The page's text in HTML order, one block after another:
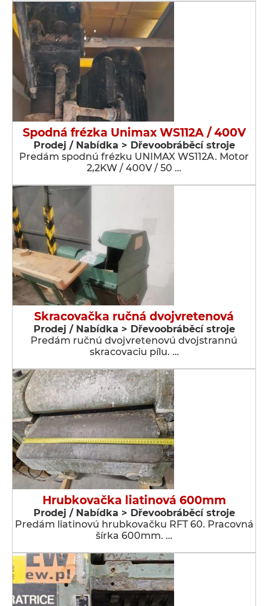
Spodná frézka Unimax WS112A / 400V
Prodej / Nabídka > Dřevoobráběcí stroje
Predám spodnú frézku UNIMAX WS112A. Motor
2,2KW / 400V / 50 …
Skracovačka ručná dvojvretenová
Prodej / Nabídka > Dřevoobráběcí stroje
Predám ručnú dvojvretenovú dvojstrannú
skracovaciu pílu. …
Hrubkovačka liatinová 600mm
Prodej / Nabídka > Dřevoobráběcí stroje
Predám liatinovú hrubkovačku RFT 60. Pracovná
šírka 600mm. …